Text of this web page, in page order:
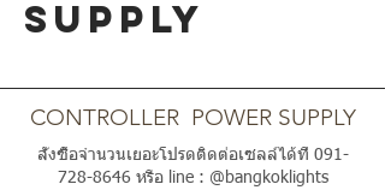
SUPPLY
CONTROLLER POWER SUPPLY
สั่งซื้อจำนวนเยอะโปรดติดต่อเซลล์ได้ที่ 091-
728-8646หรือ line : @bangkoklights